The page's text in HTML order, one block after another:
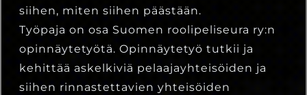
siihen, miten siihen päästään.
Työpaja on osa Suomen roolipeliseura ry:n
opinnäytetyötä. Opinnäytetyö tutkii ja
kehittää askelkiviä pelaajayhteisöiden ja
siihen rinnastettavien yhteisöiden